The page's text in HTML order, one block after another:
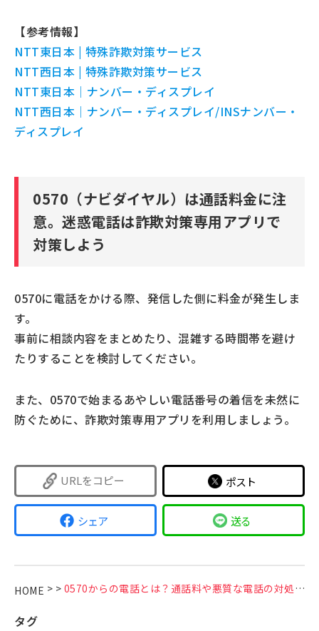
【参考情報】
NTT東日本 | 特殊詐欺対策サービス
NTT西日本 | 特殊詐欺対策サービス
NTT東日本｜ナンバー・ディスプレイ
NTT西日本｜ナンバー・ディスプレイ/INSナンバー・
ディスプレイ
0570（ナビダイヤル）は通話料金に注
意。迷惑電話は詐欺対策専用アプリで
対策しよう
0570に電話をかける際、発信した側に料金が発生しま
す。
事前に相談内容をまとめたり、混雑する時間帯を避け
たりすることを検討してください。
また、0570で始まるあやしい電話番号の着信を未然に
防ぐために、詐欺対策専用アプリを利用しましょう。
URLをコピー ポスト
シェア 送る
HOME > > 0570からの電話とは？通話料や悪質な電話の対処法を解説
タグ